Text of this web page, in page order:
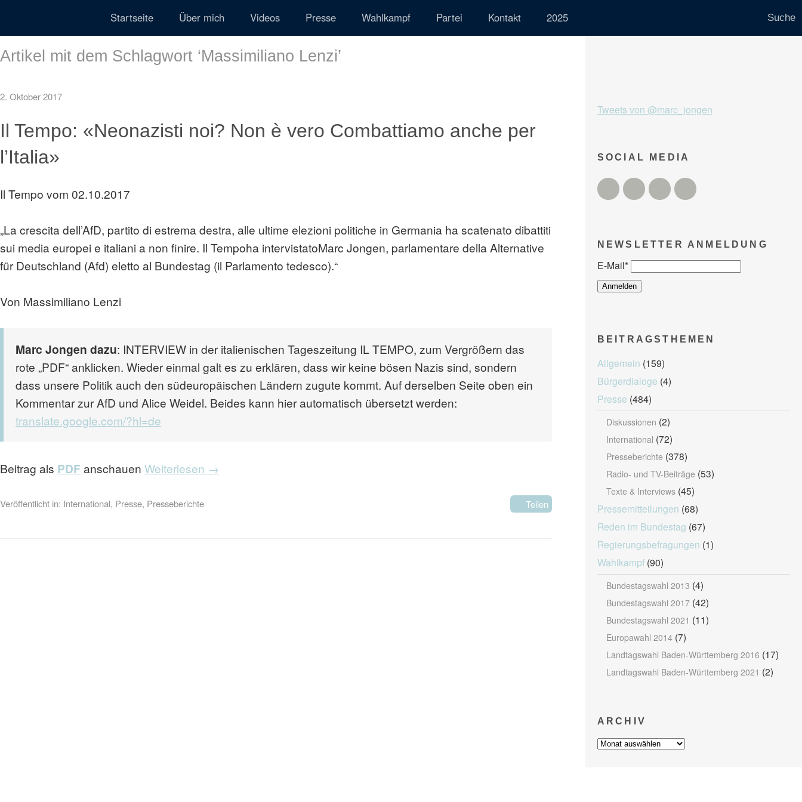
Startseite Über mich Videos Presse Wahlkampf Partei Kontakt 2025
Artikel mit dem Schlagwort ‘Massimiliano Lenzi’
2. Oktober 2017
Il Tempo: «Neonazisti noi? Non è vero Combattiamo anche per
l’Italia»
Il Tempo vom 02.10.2017
„La crescita dell’AfD, partito di estrema destra, alle ultime elezioni politiche in Germania ha scatenato dibattiti
sui media europei e italiani a non finire. Il Tempoha intervistatoMarc Jongen, parlamentare della Alternative
für Deutschland (Afd) eletto al Bundestag (il Parlamento tedesco).“
Von Massimiliano Lenzi
Marc Jongen dazu: INTERVIEW in der italienischen Tageszeitung IL TEMPO, zum Vergrößern das
rote „PDF“ anklicken. Wieder einmal galt es zu erklären, dass wir keine bösen Nazis sind, sondern
dass unsere Politik auch den südeuropäischen Ländern zugute kommt. Auf derselben Seite oben ein
Kommentar zur AfD und Alice Weidel. Beides kann hier automatisch übersetzt werden:
translate.google.com/?hl=de
Beitrag als PDF anschauen Weiterlesen →
Veröffentlicht in: International, Presse, Presseberichte Teilen
Tweets von @marc_jongen
SOCIAL MEDIA
TwitterFacebookInstagramYouTube
NEWSLETTER ANMELDUNG
E-Mail*
BEITRAGSTHEMEN
Allgemein (159)
Bürgerdialoge (4)
Presse (484)
Diskussionen (2)
International (72)
Presseberichte (378)
Radio- und TV-Beiträge (53)
Texte & Interviews(45)
Pressemitteilungen (68)
Reden im Bundestag (67)
Regierungsbefragungen (1)
Wahlkampf(90)
Bundestagswahl 2013 (4)
Bundestagswahl 2017(42)
Bundestagswahl 2021 (11)
Europawahl 2014(7)
Landtagswahl Baden-Württemberg 2016 (17)
Landtagswahl Baden-Württemberg 2021 (2)
ARCHIV
Archiv